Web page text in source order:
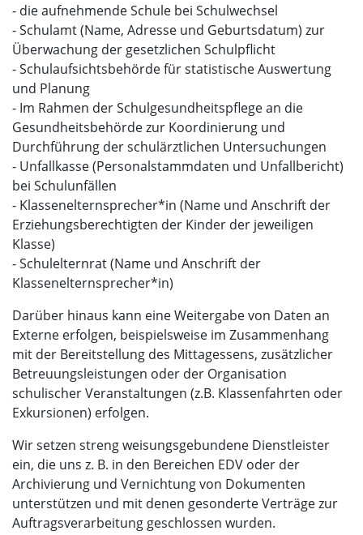
- die aufnehmende Schule bei Schulwechsel
- Schulamt (Name, Adresse und Geburtsdatum) zur
Überwachung der gesetzlichen Schulpflicht
- Schulaufsichtsbehörde für statistische Auswertung
und Planung
- Im Rahmen der Schulgesundheitspflege an die
Gesundheitsbehörde zur Koordinierung und
Durchführung der schulärztlichen Untersuchungen
- Unfallkasse (Personalstammdaten und Unfallbericht)
bei Schulunfällen
- Klassenelternsprecher*in (Name und Anschrift der
Erziehungsberechtigten der Kinder der jeweiligen
Klasse)
- Schulelternrat (Name und Anschrift der
Klassenelternsprecher*in)
Darüber hinaus kann eine Weitergabe von Daten an
Externe erfolgen, beispielsweise im Zusammenhang
mit der Bereitstellung des Mittagessens, zusätzlicher
Betreuungsleistungen oder der Organisation
schulischer Veranstaltungen (z.B. Klassenfahrten oder
Exkursionen) erfolgen.
Wir setzen streng weisungsgebundene Dienstleister
ein, die uns z. B. in den Bereichen EDV oder der
Archivierung und Vernichtung von Dokumenten
unterstützen und mit denen gesonderte Verträge zur
Auftragsverarbeitung geschlossen wurden.